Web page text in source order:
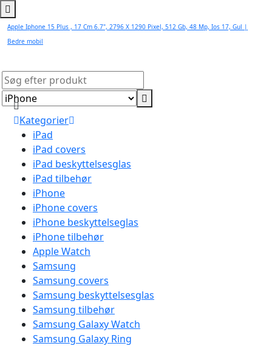
Apple Iphone 15 Plus , 17 Cm 6.7", 2796 X 1290 Pixel, 512 Gb, 48 Mp, Ios 17, Gul |
Bedre mobil
Kategorier
iPad
iPad covers
iPad beskyttelsesglas
iPad tilbehør
iPhone
iPhone covers
iPhone beskyttelseglas
iPhone tilbehør
Apple Watch
Samsung
Samsung covers
Samsung beskyttelsesglas
Samsung tilbehør
Samsung Galaxy Watch
Samsung Galaxy Ring